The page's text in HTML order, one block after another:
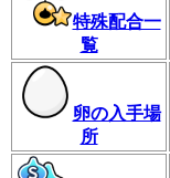
特殊配合一
覧
卵の入手場
所